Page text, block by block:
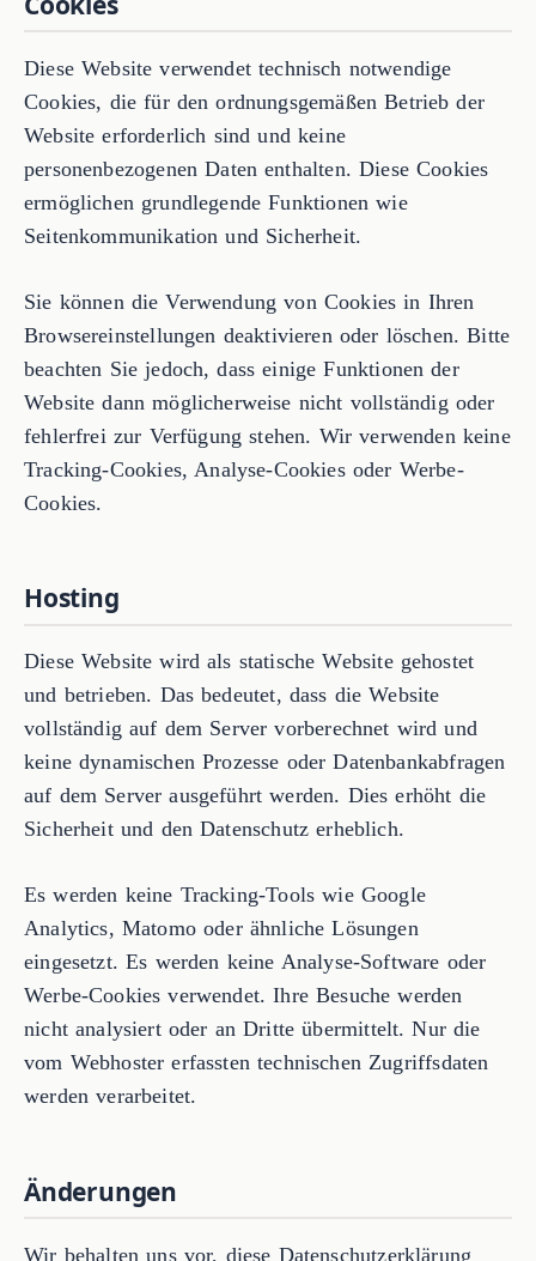
Diese Website verwendet technisch notwendige
Cookies, die für den ordnungsgemäßen Betrieb der
Website erforderlich sind und keine
personenbezogenen Daten enthalten. Diese Cookies
ermöglichen grundlegende Funktionen wie
Seitenkommunikation und Sicherheit.
Sie können die Verwendung von Cookies in Ihren
Browsereinstellungen deaktivieren oder löschen. Bitte
beachten Sie jedoch, dass einige Funktionen der
Website dann möglicherweise nicht vollständig oder
fehlerfrei zur Verfügung stehen. Wir verwenden keine
Tracking-Cookies, Analyse-Cookies oder Werbe-
Cookies.
Hosting
Diese Website wird als statische Website gehostet
und betrieben. Das bedeutet, dass die Website
vollständig auf dem Server vorberechnet wird und
keine dynamischen Prozesse oder Datenbankabfragen
auf dem Server ausgeführt werden. Dies erhöht die
Sicherheit und den Datenschutz erheblich.
Es werden keine Tracking-Tools wie Google
Analytics, Matomo oder ähnliche Lösungen
eingesetzt. Es werden keine Analyse-Software oder
Werbe-Cookies verwendet. Ihre Besuche werden
nicht analysiert oder an Dritte übermittelt. Nur die
vom Webhoster erfassten technischen Zugriffsdaten
werden verarbeitet.
Änderungen
Wir behalten uns vor, diese Datenschutzerklärung